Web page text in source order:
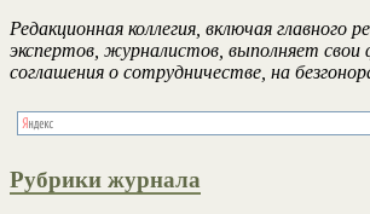
Редакционная коллегия, включая главного
экспертов, журналистов, выполняет свои
соглашения о сотрудничестве, на
Рубрики журнала